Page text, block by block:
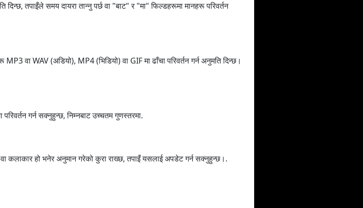
तपाइँले समय दायरा तान्नु पर्छ वा "बाट" र "मा" फिल्डहरूमा मानहरू परिवर्तन
वा WAV (अडियो), MP4 (भिडियो) वा GIF मा ढाँचा परिवर्तन गर्न अनुमति दिन्छ।
गर्न सक्नुहुन्छ, निम्नबाट उच्चतम गुणस्तरमा.
वा कलाकार हो भनेर अनुमान गरेको कुरा राख्छ, तपाइँ यसलाई अपडेट गर्न सक्नुहुन्छ।.